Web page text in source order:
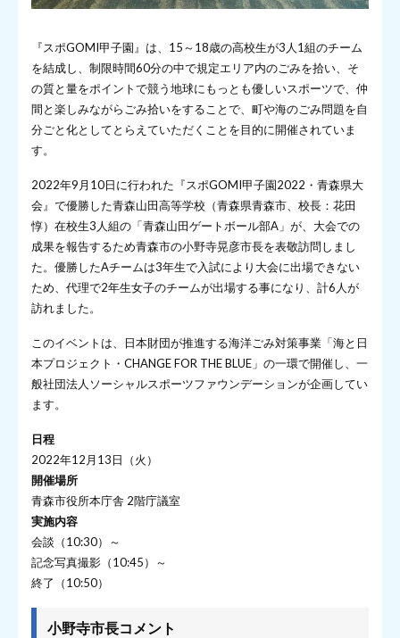
『スポGOMI甲子園』は、15～18歳の高校生が3人1組のチーム
を結成し、制限時間60分の中で規定エリア内のごみを拾い、そ
の質と量をポイントで競う地球にもっとも優しいスポーツで、仲
間と楽しみながらごみ拾いをすることで、町や海のごみ問題を自
分ごと化としてとらえていただくことを目的に開催されていま
す。
2022年9月10日に行われた『スポGOMI甲子園2022・青森県大
会』で優勝した青森山田高等学校（青森県青森市、校長：花田
惇）在校生3人組の「青森山田ゲートボール部A」が、大会での
成果を報告するため青森市の小野寺晃彦市長を表敬訪問しまし
た。優勝したAチームは3年生で入試により大会に出場できない
ため、代理で2年生女子のチームが出場する事になり、計6人が
訪れました。
このイベントは、日本財団が推進する海洋ごみ対策事業「海と日
本プロジェクト・CHANGE FOR THE BLUE」の一環で開催し、一
般社団法人ソーシャルスポーツファウンデーションが企画してい
ます。
日程
2022年12月13日（火）
開催場所
青森市役所本庁舎 2階庁議室
実施内容
会談（10:30）～
記念写真撮影（10:45）～
終了（10:50）
小野寺市長コメント